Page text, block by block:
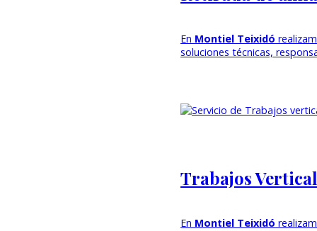
En Montiel Teixidó
soluciones técnicas,
Trabajos
En Montiel Teixidó